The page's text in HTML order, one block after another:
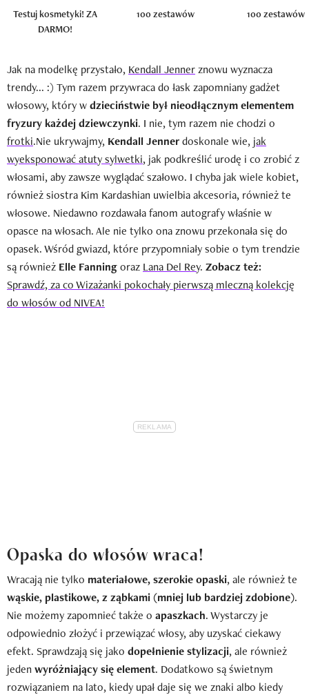
Testuj kosmetyki! ZA
DARMO!
100 zestawów 100 zestawów
Jak na modelkę przystało, Kendall Jennerznowu wyznacza
trendy... :) Tym razem przywraca do łask zapomniany gadżet
włosowy, który wdzieciństwie był nieodłącznym elementem
fryzury każdej dziewczynki. I nie, tym razem nie chodzi o
frotki.Nie ukrywajmy, Kendall Jennerdoskonale wie, jak
wyeksponować atuty sylwetki, jak podkreślić urodę i co zrobić z
włosami, aby zawsze wyglądać szałowo. I chyba jak wiele kobiet,
również siostra Kim Kardashian uwielbia akcesoria, również te
włosowe. Niedawno rozdawała fanom autografy właśnie w
opasce na włosach. Ale nie tylko ona znowu przekonała się do
opasek. Wśród gwiazd, które przypomniały sobie o tym trendzie
są również Elle Fanningoraz Lana Del Rey. Zobacz też:
Sprawdź, za co Wizażanki pokochały pierwszą mleczną kolekcję
do włosów od NIVEA!
Opaska do włosów wraca!
Wracają nie tylko materiałowe, szerokie opaski, ale również te
wąskie, plastikowe, z ząbkami (mniej lub bardziej zdobione).
Nie możemy zapomnieć także o apaszkach. Wystarczy je
odpowiednio złożyć i przewiązać włosy, aby uzyskać ciekawy
efekt. Sprawdzają się jako dopełnienie stylizacji, ale również
jedenwyróżniający się element. Dodatkowo są świetnym
rozwiązaniem na lato, kiedy upał daje się we znaki albo kiedy